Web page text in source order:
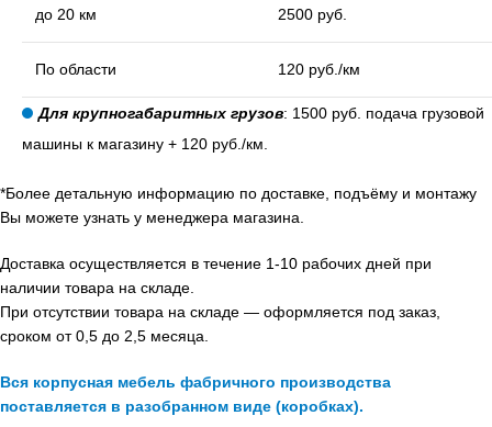
до 20 км 2500 руб.
По области 120 руб./км
Для крупногабаритных грузов: 1500 руб. подача грузовой
машины к магазину + 120 руб./км.
*Более детальную информацию по доставке, подъёму и монтажу
Вы можете узнать у менеджера магазина.
Доставка осуществляется в течение 1-10 рабочих дней при
наличии товара на складе.
При отсутствии товара на складе — оформляется под заказ,
сроком от 0,5 до 2,5 месяца.
Вся корпусная мебель фабричного производства
поставляется в разобранном виде (коробках).